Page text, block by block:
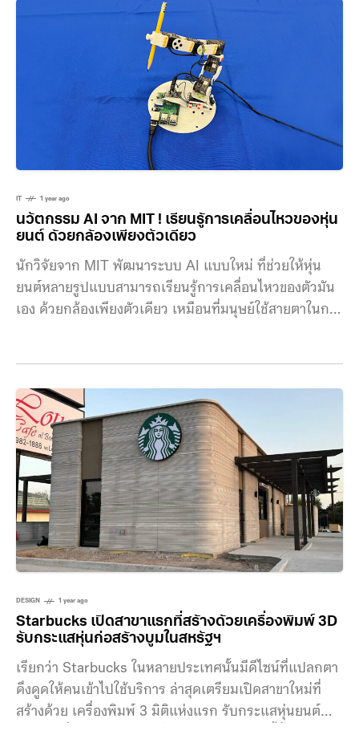
ประมวลผลและแปลงเป็นการเคลื่อนไหวที่แม่นยำและใกล้
เคียงกับเป็นธรรมชาติของมือได้มากถึง 95% แขนกลยัง
สามารถเรียนรู้ ปรับตัว และตอบสนองต่อการใช้งานได้แบบ
เรียลไทม์ ด้วยจุดเด่นที่แตกต่างจากแขนเทียมทั่วไป คือ
ระบบจดจำการจับแบบปรับเปลี่ยนได้ (adaptive grip
recognition) ที่ช่วยให้นิ้วและการจับของมือปรับเปลี่ยน
โดยอัตโนมัติ ผู้สวมใส่จึงสามารถทำกิจกรรมต่าง
1 year ago
นวัตกรรม AI จาก MIT ! เรียนรู้การเคลื่อนไหวของหุ่น
ยนต์ ด้วยกล้องเพียงตัวเดียว
นักวิจัยจาก MIT พัฒนาระบบ AI แบบใหม่ ที่ช่วยให้หุ่น
ยนต์หลายรูปแบบสามารถเรียนรู้การเคลื่อนไหวของตัวมัน
เอง ด้วยกล้องเพียงตัวเดียว เหมือนที่มนุษย์ใช้สายตาในการ
เคลื่อนไหว และควบคุมส่วนต่าง ๆ ของตนเอง โดยใช้ข้อมูล
ภาพจากกล้องเพียงตัวเดียวเท่านั้น แทนที่การใช้เซนเซอร์
ตรวจจับหรือโปรแกรมแบบซับซ้อนในอดีต หลักการดัง
กล่าวใกล้เคียงกับสิ่งที่มนุษย์ใช้ตาของเราในการเข้าใจสิ่ง
ต่าง ๆ อย่างการเคลื่อนไหวของร่างกายตนเอง แต่สำหรับ
หุ่นยนต์ถือว่าเป็นวิธีการแบบใหม่ กุญแจสำหรับของระบบนี้
คือ
DESIGN 1 year ago
Starbucks เปิดสาขาแรกที่สร้างด้วยเครื่องพิมพ์ 3D
รับกระแสหุ่นก่อสร้างบูมในสหรัฐฯ
เรียกว่า Starbucks ในหลายประเทศนั้นมีดีไซน์ที่แปลกตา
ดึงดูดให้คนเข้าไปใช้บริการ ล่าสุดเตรียมเปิดสาขาใหม่ที่
สร้างด้วย เครื่องพิมพ์ 3 มิติแห่งแรก รับกระแสหุ่นยนต์